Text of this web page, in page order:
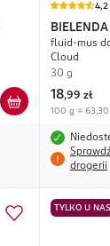
4,2
BIELENDA
fluid-mus
Cloud
30 g
18,99 zł
100 g = 63,30
drogerii
TYLKO U NAS